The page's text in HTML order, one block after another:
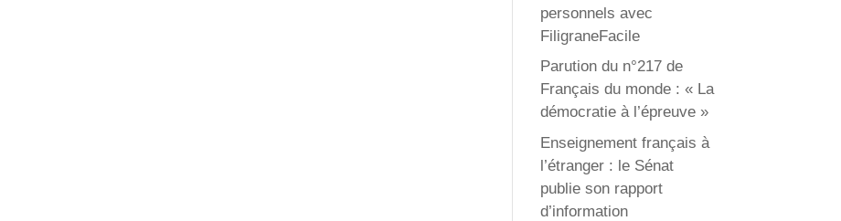
personnels avec
FiligraneFacile
Parution du n°217 de
Français du monde : « La
démocratie à l’épreuve »
Enseignement français à
l’étranger : le Sénat
publie son rapport
d’information